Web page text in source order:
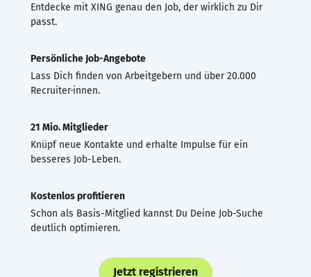
Entdecke mit XING genau den Job, der wirklich zu Dir
passt.
Persönliche Job-Angebote
Lass Dich finden von Arbeitgebern und über 20.000
Recruiter·innen.
21 Mio. Mitglieder
Knüpf neue Kontakte und erhalte Impulse für ein
besseres Job-Leben.
Kostenlos profitieren
Schon als Basis-Mitglied kannst Du Deine Job-Suche
deutlich optimieren.
Jetzt registrieren